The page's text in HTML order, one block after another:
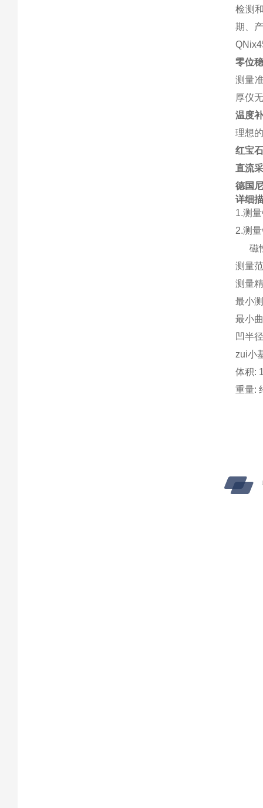
检测
期、
零位
测量
厚仪
温度
理想
红宝
直流
德国
详细
1.测
2.测
磁性
测量
测量
最小
最小
凹半
zui小
体积:
重量: